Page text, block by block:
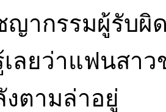
ญากรรมผู้รับผิด
เลยว่าแฟนสาว
งตามล่าอยู่